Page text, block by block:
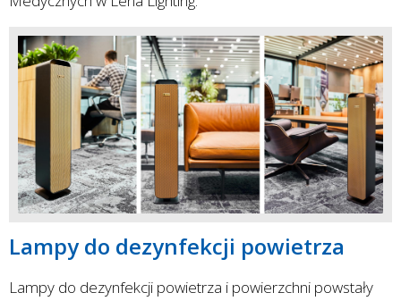
Lampy do dezynfekcji powietrza
Lampy do dezynfekcji powietrza i powierzchni powstały